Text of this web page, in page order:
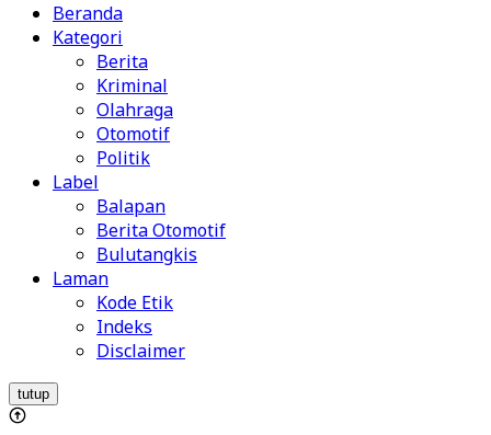
Beranda
Kategori
Berita
Kriminal
Olahraga
Otomotif
Politik
Label
Balapan
Berita Otomotif
Bulutangkis
Laman
Kode Etik
Indeks
Disclaimer
tutup